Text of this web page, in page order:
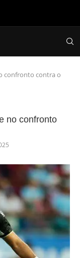
confronto contra o
no confronto